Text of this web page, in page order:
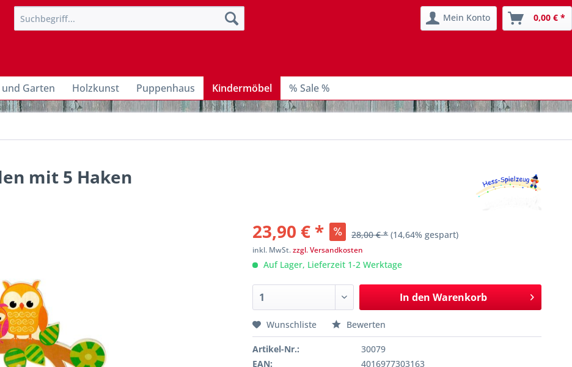
Mein Konto 0,00 € *
und Garten Holzkunst Puppenhaus Kindermöbel % Sale %
mit 5 Haken
23,90 € * 28,00 € * (14,64% gespart)
inkl. MwSt.zzgl. Versandkosten
Auf Lager, Lieferzeit 1-2 Werktage
In den Warenkorb
Wunschliste Bewerten
Artikel-Nr.:
30079
EAN:
4016977303163